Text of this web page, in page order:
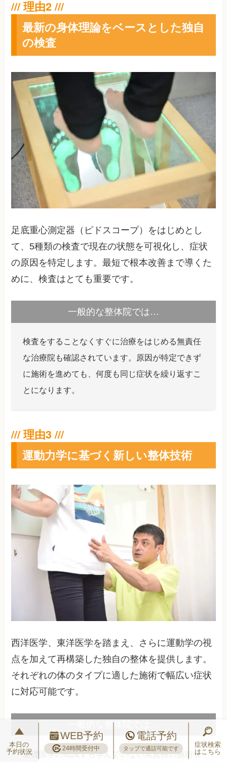
最新の身体理論をベースとした独自
の検査
足底重心測定器（ピドスコープ）をはじめとし
て、5種類の検査で現在の状態を可視化し、症状
の原因を特定します。最短で根本改善まで導くた
めに、検査はとても重要です。
一般的な整体院では…
検査をすることなくすぐに治療をはじめる無責任
な治療院も確認されています。原因が特定できず
に施術を進めても、何度も同じ症状を繰り返すこ
とになります。
運動力学に基づく新しい整体技術
西洋医学、東洋医学を踏まえ、さらに運動学の視
点を加えて再構築した独自の整体を提供します。
それぞれの体のタイプに適した施術で幅広い症状
に対応可能です。
一般的な整体院では…
基礎医学の知識すら学んでいない無資格の施術者
本日の
予約状況
WEB予約
24時間受付中
電話予約
タップで通話可能です
症状検索
はこちら